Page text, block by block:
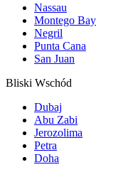
Nassau
Montego Bay
Negril
Punta Cana
San Juan
Bliski Wschód
Dubaj
Abu Zabi
Jerozolima
Petra
Doha